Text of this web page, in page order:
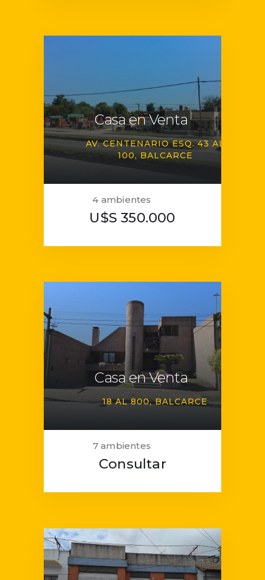
Casa en Venta
AV. CENTENARIO ESQ. 43 AL
100 BALCARCE
4 ambientes
U$S 350.000
Casa en Venta
18 AL 800 BALCARCE
7 ambientes
Consultar